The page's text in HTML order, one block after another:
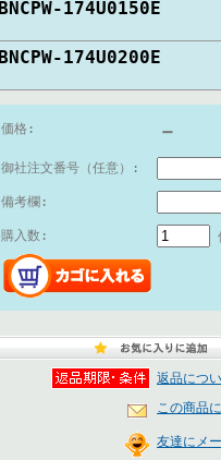
BNCPW-
BNCPW-
価格: －
御社注文番号（任意）:
備考欄:
購入数:
返品につ
この商品
友達にメ